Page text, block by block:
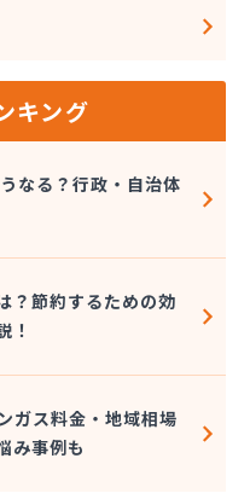
キング
なる？行政・自治体
？節約するための効
！
ガス料金・地域相場
み事例も